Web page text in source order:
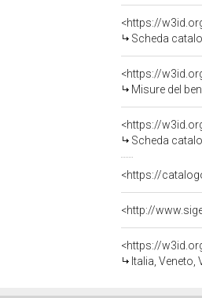
<https://
Scheda
<https://
Misure del
<https://
Scheda
<https://
<https://
Italia, Veneto,